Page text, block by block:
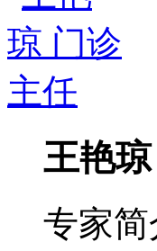
王艳
专家